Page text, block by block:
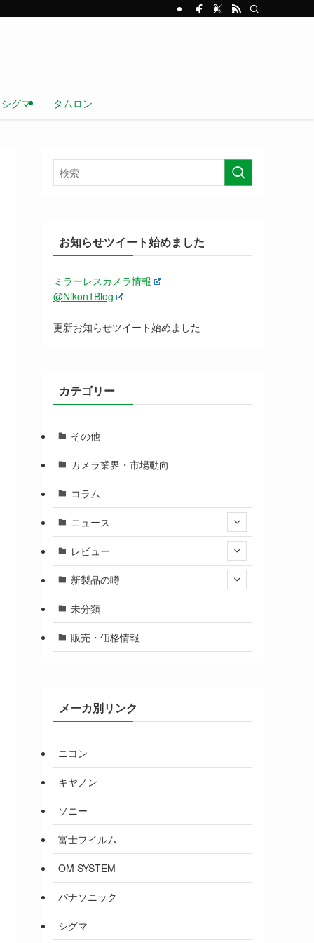
シグマ タムロン
お知らせツイート始めました
ミラーレスカメラ情報
@Nikon1Blog
更新お知らせツイート始めました
カテゴリー
その他
カメラ業界・市場動向
コラム
ニュース
レビュー
新製品の噂
未分類
販売・価格情報
メーカ別リンク
ニコン
キヤノン
ソニー
富士フイルム
OM SYSTEM
パナソニック
シグマ